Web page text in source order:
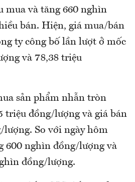
mua và tăng 660 nghìn
bán. Hiện, giá mua/bán
ty công bố lần lượt ở mốc
và 78,38 triệu
sản phẩm nhẫn tròn
triệu đồng/lượng và giá bán
So với ngày hôm
600 nghìn đồng/lượng và
đồng/lượng.